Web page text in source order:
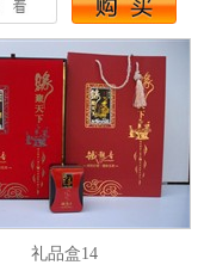
礼品盒14